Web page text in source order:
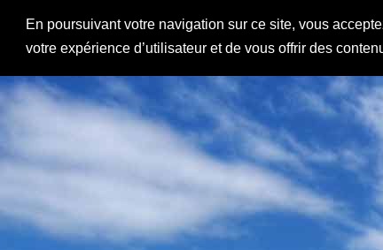
En poursuivant votre navigation sur ce site, vous
votre expérience d’utilisateur et de vous offrir des